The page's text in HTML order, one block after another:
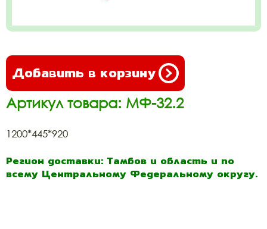
Добавить в корзину
Артикул товара: МФ-32.2
1200*445*920
Регион доставки: Тамбов и область и по
всему Центральному Федеральному округу.